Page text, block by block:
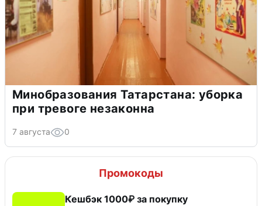
Минобразования Татарстана: уборка
при тревоге незаконна
7 августа 0
Промокоды
Кешбэк 1000₽ за покупку